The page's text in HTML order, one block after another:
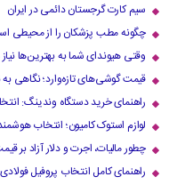
سیم کارت گرجستان دائمی در ایران
چگونه مطب پزشکان را از محیطی
وقتی هیوندای شما به بهترین‌ها نیاز
قیمت گوشی‌های تازه‌وارد؛ نگاهی
راهنمای خرید دستگاه وندینگ:
لوازم استوک کامیون؛ انتخاب
چطور مالیات، اجرت و دلار آزاد بر قیمت طلای ۲۴ عیار
راهنمای کامل انتخاب پروفیل